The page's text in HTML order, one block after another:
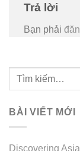
Trả lời
Bạn phải
BÀI VIẾT MỚI
Discovering